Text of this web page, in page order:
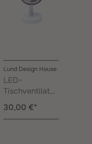
Lund Design House
LED-
Tischventilator
Weiß
30,00 €*